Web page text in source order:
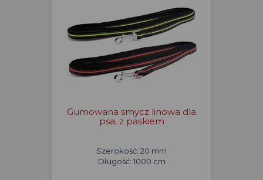
Gumowana smycz linowa dla
psa, z paskiem
Szerokość: 20 mm
Długość: 1000 cm